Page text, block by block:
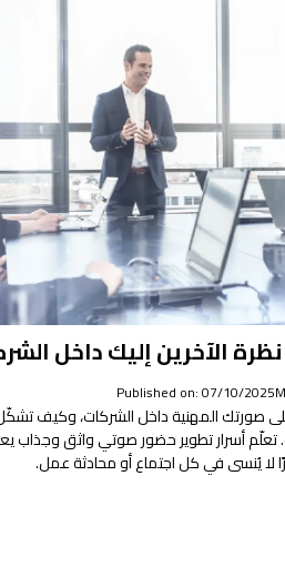
الآخرين إليك داخل
Published on: 07/10/2025
المهنية داخل الشركات، وكيف تشكّل
تعلّم أسرار تطوير حضور صوتي واثق وجذاب
لا يُنسى في كل اجتماع أو محادثة عمل.